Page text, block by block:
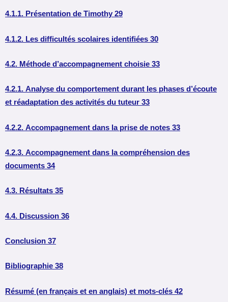
4.1.1. Présentation de Timothy 29
4.1.2. Les difficultés scolaires identifiées 30
4.2. Méthode d’accompagnement choisie 33
4.2.1. Analyse du comportement durant les phases d’écoute
et réadaptation des activités du tuteur 33
4.2.2. Accompagnement dans la prise de notes 33
4.2.3. Accompagnement dans la compréhension des
documents 34
4.3. Résultats 35
4.4. Discussion 36
Conclusion 37
Bibliographie 38
Résumé (en français et en anglais) et mots-clés 42